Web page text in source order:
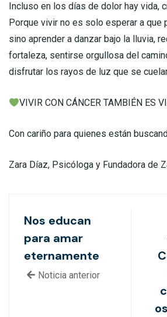
Incluso en los días de dolor hay vida,
Porque vivir no es solo esperar a que
sino aprender a danzar bajo la lluvia,
fortaleza, sentirse orgullosa del
disfrutar los rayos de luz que se
VIVIR CON CÁNCER TAMBIÉN ES
Con cariño para quienes están
Zara Díaz, Psicóloga y Fundadora de
Nos educan
para amar
eternamente
Noticia anterior